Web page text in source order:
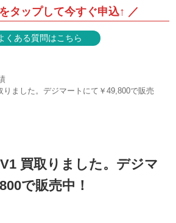
タップして今すぐ申込↑ ／
くある質問はこちら
ました。デジマートにて￥49,800で販売
買取りました。デジマ
で販売中！